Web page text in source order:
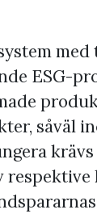
med
ESG-
såväl